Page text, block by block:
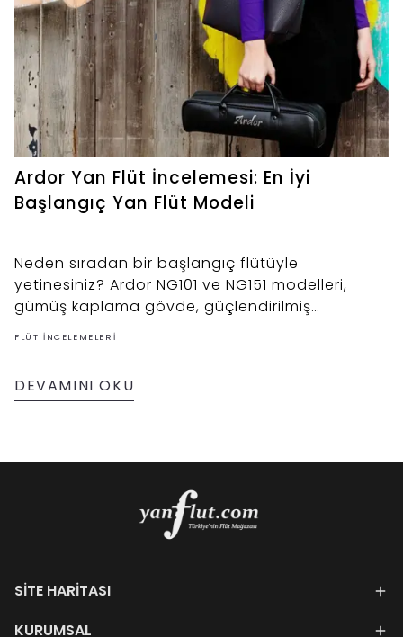
Ardor Yan Flüt İncelemesi: En İyi
Başlangıç Yan Flüt Modeli
Neden sıradan bir başlangıç flütüyle
yetinesiniz? Ardor NG101 ve NG151 modelleri,
gümüş kaplama gövde, güçlendirilmiş
mekanizma ve profesyonel ahşap kutu
incelememiz için tıklayın.
FLÜT İNCELEMELERI
DEVAMINI OKU
SİTE HARİTASI
KURUMSAL